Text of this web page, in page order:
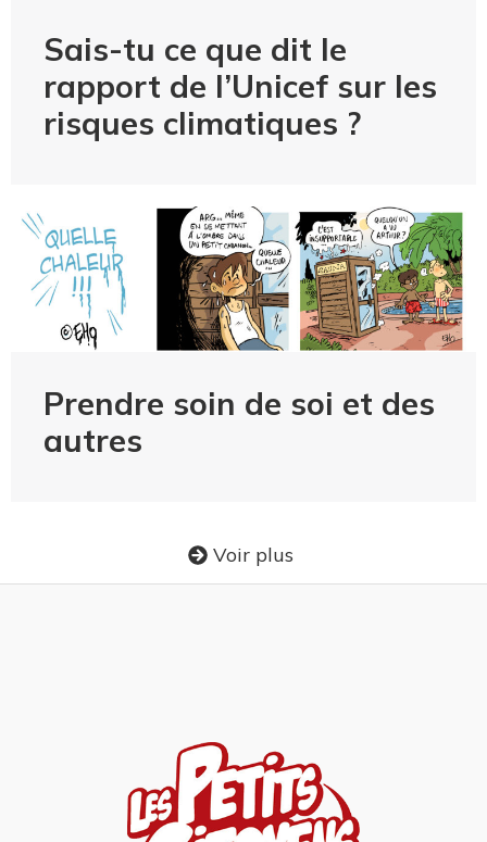
Sais-tu ce que dit le
rapport de l’Unicef sur les
risques climatiques ?
Prendre soin de soi et des
autres
Voir plus